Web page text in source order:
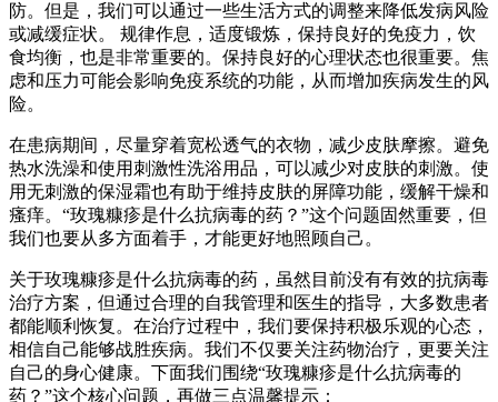
防。但是，我们可以通过一些生活方式的调整来降低发病风险
或减缓症状。 规律作息，适度锻炼，保持良好的免疫力，饮
食均衡，也是非常重要的。保持良好的心理状态也很重要。焦
虑和压力可能会影响免疫系统的功能，从而增加疾病发生的风
险。
在患病期间，尽量穿着宽松透气的衣物，减少皮肤摩擦。避免
热水洗澡和使用刺激性洗浴用品，可以减少对皮肤的刺激。使
用无刺激的保湿霜也有助于维持皮肤的屏障功能，缓解干燥和
瘙痒。“玫瑰糠疹是什么抗病毒的药？”这个问题固然重要，但
我们也要从多方面着手，才能更好地照顾自己。
关于玫瑰糠疹是什么抗病毒的药，虽然目前没有有效的抗病毒
治疗方案，但通过合理的自我管理和医生的指导，大多数患者
都能顺利恢复。在治疗过程中，我们要保持积极乐观的心态，
相信自己能够战胜疾病。我们不仅要关注药物治疗，更要关注
自己的身心健康。下面我们围绕“玫瑰糠疹是什么抗病毒的
药？”这个核心问题，再做三点温馨提示：